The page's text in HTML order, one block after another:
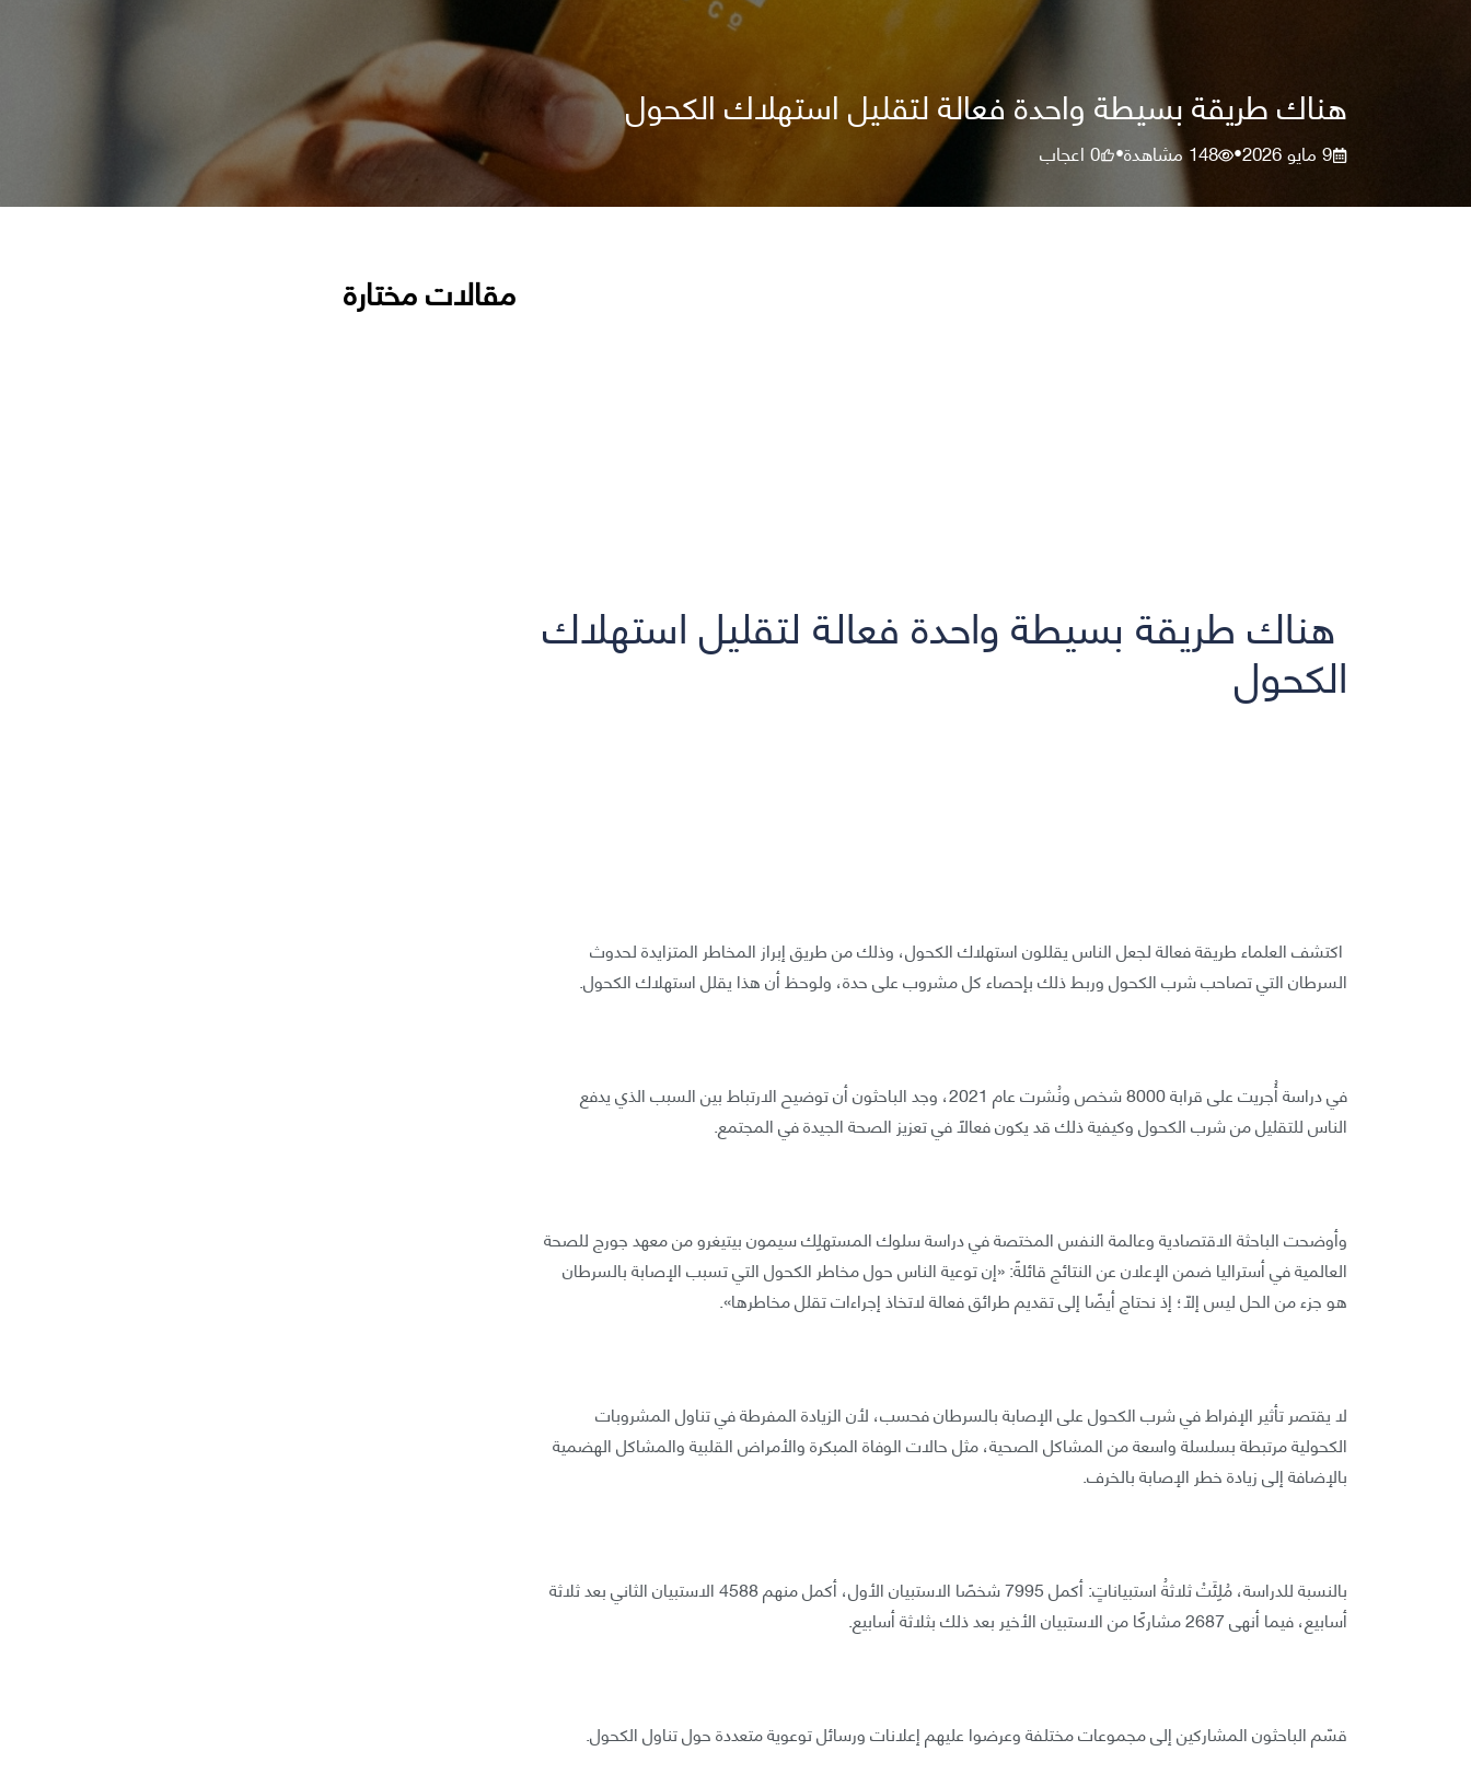
هناك طريقة بسيطة واحدة فعالة لتقليل استهلاك الكحول
9 مايو 2026 •
148مشاهدة•
0اعجاب
هناك طريقة بسيطة واحدة فعالة لتقليل استهلاك
الكحول
اكتشف العلماء طريقة فعالة لجعل الناس يقللون استهلاك الكحول، وذلك من طريق إبراز المخاطر المتزايدة لحدوث
السرطان التي تصاحب شرب الكحول وربط ذلك بإحصاء كل مشروب على حدة، ولوحظ أن هذا يقلل استهلاك الكحول.
في دراسة أُجريت على قرابة 8000 شخص ونُشرت عام 2021، وجد الباحثون أن توضيح الارتباط بين السبب الذي يدفع
الناس للتقليل من شرب الكحول وكيفية ذلك قد يكون فعالًا في تعزيز الصحة الجيدة في المجتمع.
وأوضحت الباحثة الاقتصادية وعالمة النفس المختصة في دراسة سلوك المستهلِك سيمون بيتيغرو من معهد جورج للصحة
العالمية في أستراليا ضمن الإعلان عن النتائج قائلةً: «إن توعية الناس حول مخاطر الكحول التي تسبب الإصابة بالسرطان
هو جزء من الحل ليس إلّا؛ إذ نحتاج أيضًا إلى تقديم طرائق فعالة لاتخاذ إجراءات تقلل مخاطرها».
لا يقتصر تأثير الإفراط في شرب الكحول على الإصابة بالسرطان فحسب، لأن الزيادة المفرطة في تناول المشروبات
الكحولية مرتبطة بسلسلة واسعة من المشاكل الصحية، مثل حالات الوفاة المبكرة والأمراض القلبية والمشاكل الهضمية
بالإضافة إلى زيادة خطر الإصابة بالخرف.
بالنسبة للدراسة، مُلِئَتْ ثلاثةُ استبياناتٍ: أكمل 7995 شخصًا الاستبيان الأول، أكمل منهم 4588 الاستبيان الثاني بعد ثلاثة
أسابيع، فيما أنهى 2687 مشاركًا من الاستبيان الأخير بعد ذلك بثلاثة أسابيع.
قسّم الباحثون المشاركين إلى مجموعات مختلفة وعرضوا عليهم إعلانات ورسائل توعوية متعددة حول تناول الكحول.
مقالات مختارة